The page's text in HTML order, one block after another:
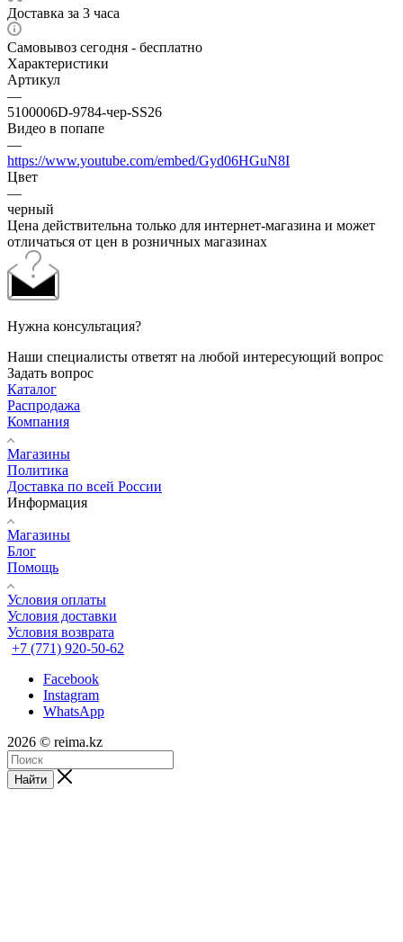
Доставка за 3 часа
Самовывоз сегодня - бесплатно
Характеристики
Артикул
—
5100006D-9784-чер-SS26
Видео в попапе
—
https://www.youtube.com/embed/Gyd06HGuN8I
Цвет
—
черный
Цена действительна только для интернет-магазина и может
отличаться от цен в розничных магазинах
Нужна консультация?
Наши специалисты ответят на любой интересующий вопрос
Задать вопрос
Каталог
Распродажа
Компания
Магазины
Политика
Доставка по всей России
Информация
Магазины
Блог
Помощь
Условия оплаты
Условия доставки
Условия возврата
+7 (771) 920-50-62
Facebook
Instagram
WhatsApp
2026 © reima.kz
Найти